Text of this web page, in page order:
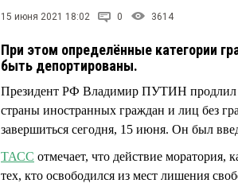
15 июня 2021 18:02 0 3614
При этом определённые категории
быть депортированы.
Президент РФ Владимир ПУТИН продлил
страны иностранных граждан и лиц без
завершиться сегодня, 15 июня. Он был
ТАСС отмечает, что действие моратория,
тех, кто освободился из мест лишения